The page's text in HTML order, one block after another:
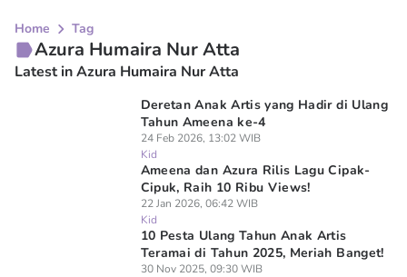
Home Tag
Azura Humaira Nur Atta
Latest in Azura Humaira Nur Atta
Deretan Anak Artis yang Hadir di Ulang
Tahun Ameena ke-4
24 Feb 2026, 13:02 WIB
Kid
Ameena dan Azura Rilis Lagu Cipak-
Cipuk, Raih 10 Ribu Views!
22 Jan 2026, 06:42 WIB
Kid
10 Pesta Ulang Tahun Anak Artis
Teramai di Tahun 2025, Meriah Banget!
30 Nov 2025, 09:30 WIB